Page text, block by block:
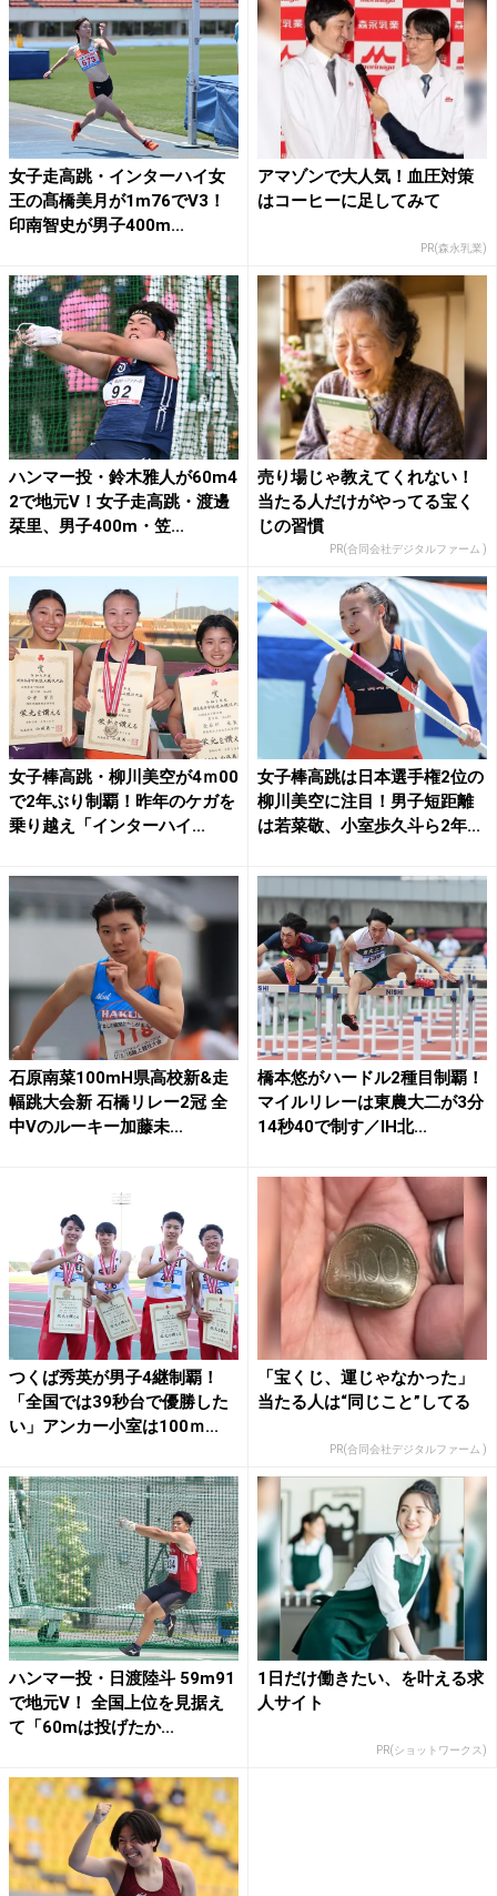
女子走高跳・インターハイ女
王の髙橋美月が1m76でV3！
印南智史が男子400m...
アマゾンで大人気！血圧対策
はコーヒーに足してみて
PR(森永乳業)
ハンマー投・鈴木雅人が60m4
2で地元V！女子走高跳・渡邊
栞里、男子400ⅿ・笠...
売り場じゃ教えてくれない！
当たる人だけがやってる宝く
じの習慣
PR(合同会社デジタルファーム )
女子棒高跳・柳川美空が4ｍ00
で2年ぶり制覇！昨年のケガを
乗り越え「インターハイ...
女子棒高跳は日本選手権2位の
柳川美空に注目！男子短距離
は若菜敬、小室歩久斗ら2年...
石原南菜100mH県高校新&走
幅跳大会新 石橋リレー2冠 全
中Vのルーキー加藤未...
橋本悠がハードル2種目制覇！
マイルリレーは東農大二が3分
14秒40で制す／IH北...
つくば秀英が男子4継制覇！
「全国では39秒台で優勝した
い」アンカー小室は100ｍ...
「宝くじ、運じゃなかった」
当たる人は“同じこと”してる
PR(合同会社デジタルファーム )
ハンマー投・日渡陸斗 59m91
で地元V！ 全国上位を見据え
て「60mは投げたか...
1日だけ働きたい、を叶える求
人サイト
PR(ショットワークス)